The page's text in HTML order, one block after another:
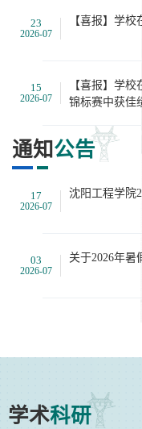
23
2026-07
【喜报】学
15
2026-07
【喜报】学
锦标赛中获佳
通知公告
17
2026-07
沈阳工程学院
03
2026-07
关于2026年暑
学术科研